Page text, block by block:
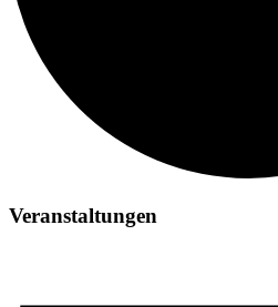
Veranstaltungen